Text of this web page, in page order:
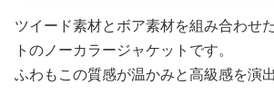
ツイード素材とボア素材を組み合わせ
トのノーカラージャケットです。
ふわもこの質感が温かみと高級感を演出